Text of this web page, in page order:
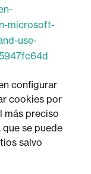
microsoft-
use-
configurar
cookies por
más preciso
se puede
salvo